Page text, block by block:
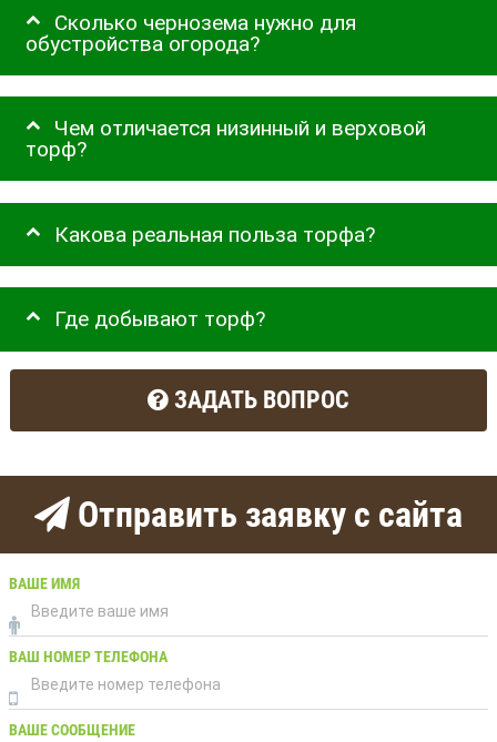
Сколько чернозема нужно для
обустройства огорода?
Чем отличается низинный и верховой
торф?
Какова реальная польза торфа?
Где добывают торф?
ЗАДАТЬ ВОПРОС
Отправить заявку с сайта
ВАШЕ ИМЯ
ВАШ НОМЕР ТЕЛЕФОНА
ВАШЕ СООБЩЕНИЕ